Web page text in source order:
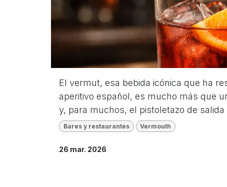
El vermut, esa bebida icónica que ha
aperitivo español, es mucho más que
y, para muchos, el pistoletazo de salida
Bares y restaurantes Vermouth
26 mar. 2026